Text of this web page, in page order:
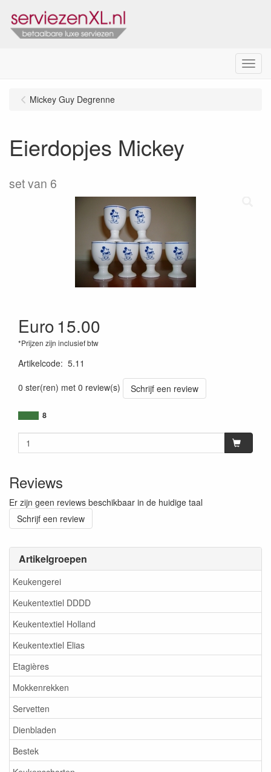
Menu
Artikelgroepen
Keukengerei
Keukentextiel DDDD
Keukentextiel Holland
Keukentextiel Elias
Etagières
Mokkenrekken
Servetten
Dienbladen
Bestek
Mickey Guy Degrenne
Eierdopjes Mickey
set van 6
Euro15.00
*Prijzen zijn inclusief btw
Artikelcode: 5.11
0 ster(ren) met 0 review(s)
Schrijf een review
8
Reviews
Er zijn geen reviews beschikbaar in de huidige taal
Schrijf een review